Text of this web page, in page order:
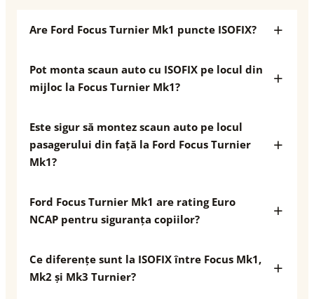
Are Ford Focus Turnier Mk1 puncte ISOFIX?
Pot monta scaun auto cu ISOFIX pe locul din
mijloc la Focus Turnier Mk1?
Este sigur să montez scaun auto pe locul
pasagerului din față la Ford Focus Turnier
Mk1?
Ford Focus Turnier Mk1 are rating Euro
NCAP pentru siguranța copiilor?
Ce diferențe sunt la ISOFIX între Focus Mk1,
Mk2 și Mk3 Turnier?